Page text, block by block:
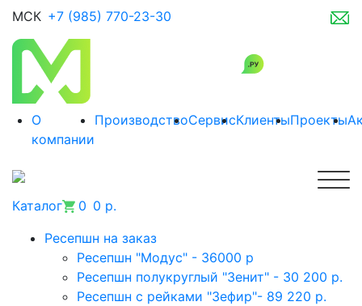
МСК +7 (985) 770-23-30
О
компании
ПроизводствоСервисКлиентыПроекты
Каталог 0 0 р.
Ресепшн на заказ
Ресепшн "Модус" - 36000 р
Ресепшн полукруглый "Зенит" - 30 200 р.
Ресепшн с рейками "Зефир"- 89 220 р.